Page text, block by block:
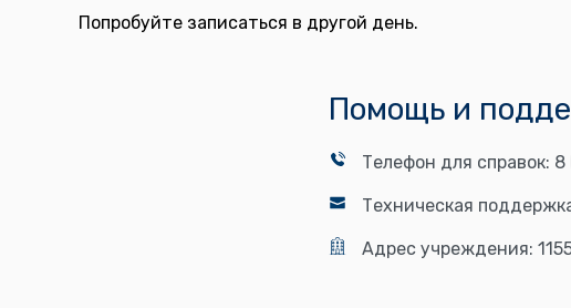
Попробуйте записаться в другой день.
Помощь и
Телефон для справок: 8
Техническая
Адрес учреждения: